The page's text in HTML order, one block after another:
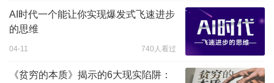
AI时代一个能让你实现爆发式飞速进步
的思维
04-11 740人看过
《贫穷的本质》揭示的6大现实陷阱：